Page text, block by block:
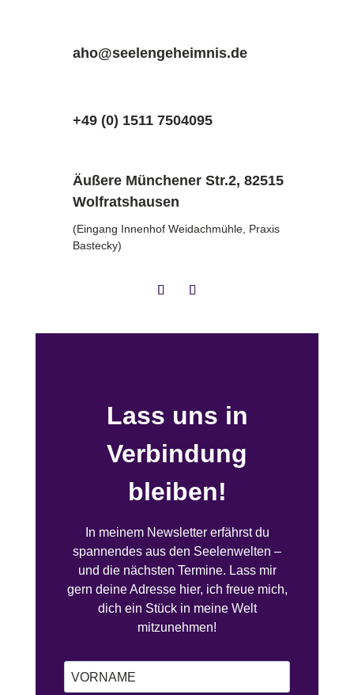
aho@seelengeheimnis.de
+49 (0) 1511 7504095
Äußere Münchener Str.2, 82515
Wolfratshausen
(Eingang Innenhof Weidachmühle, Praxis
Bastecky)